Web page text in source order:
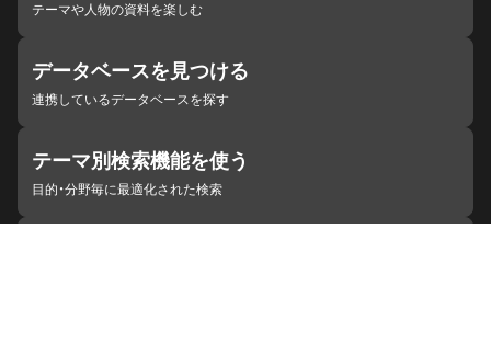
テーマや人物の資料を楽しむ
データベースを見つける
連携しているデータベースを探す
テーマ別検索機能を使う
目的・分野毎に最適化された検索